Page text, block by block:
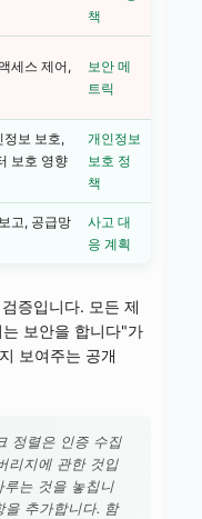
책
세스 제어,
보안 메
트릭
정보 보호,
보호 영향
개인정보
보호 정
책
고, 공급망
사고 대
응 계획
증입니다. 모든 제
보안을 합니다"가
보여주는 공개
정렬은 인증 수집
리지에 관한 것입
루는 것을 놓칩니
추가합니다. 함